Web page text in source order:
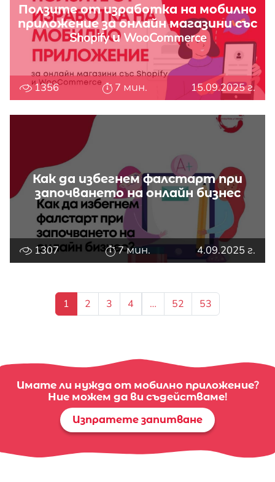
Ползите от изработка на мобилно
приложение за онлайн магазини със
Shopify и WooCommerce
1356 7 мин. 15.09.2025 г.
Как да избегнем фалстарт при
започването на онлайн бизнес
1307 7 мин. 4.09.2025 г.
1 2 3 4 … 52 53
Имате ли нужда от мобилно приложение?
Ние можем да ви съдействаме!
Изпратете запитване